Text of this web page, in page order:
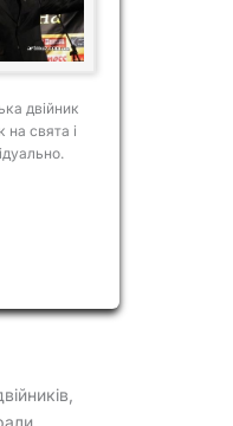
двійник
свята і